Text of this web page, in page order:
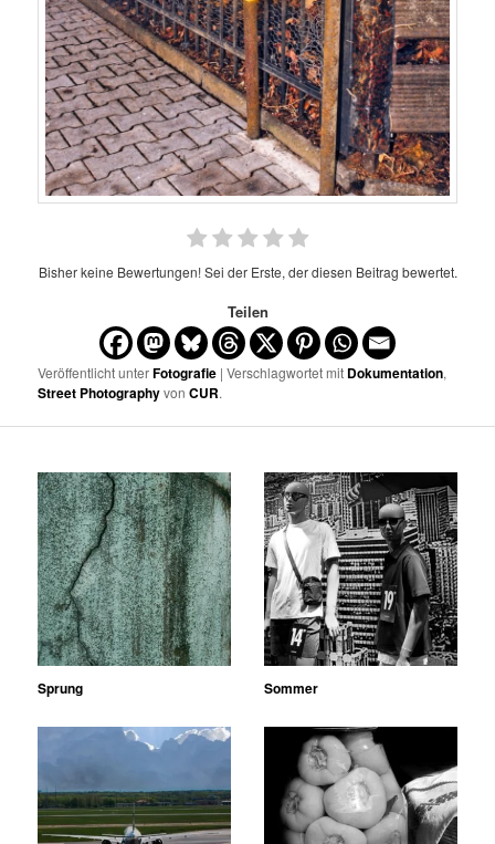
Bisher keine Bewertungen! Sei der Erste, der diesen Beitrag bewertet.
Teilen
Veröffentlicht unterFotografie | Verschlagwortet mit Dokumentation,
Street PhotographyvonCUR.
Sprung Sommer